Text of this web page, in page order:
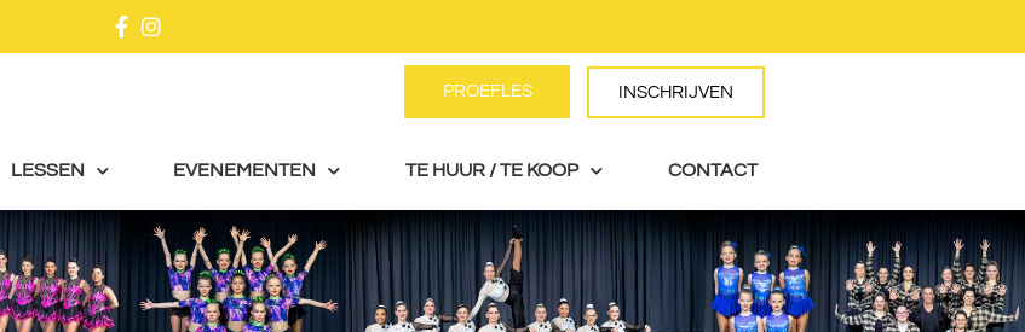
PROEFLES AANVRAGEN
INSCHRIJVEN
LESSEN EVENEMENTEN TE HUUR / TE KOOP CONTACT